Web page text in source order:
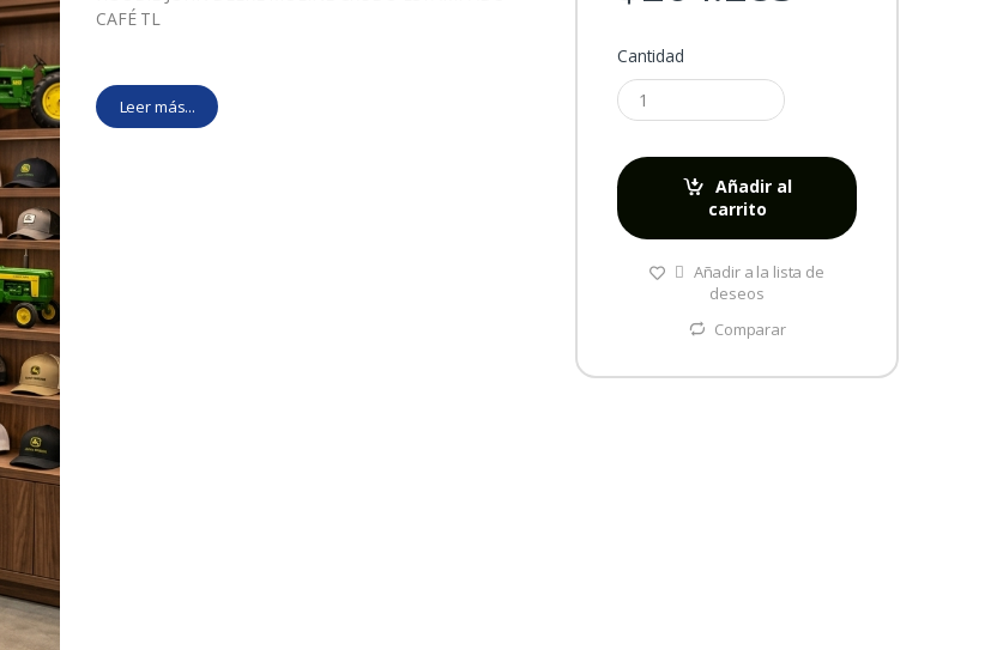
CAFÉ TL
Leer más...
Cantidad
Añadir al
carrito
Añadir a la lista de
deseos
Comparar